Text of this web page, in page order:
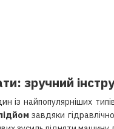
зручний
із найпопулярніших
завдяки